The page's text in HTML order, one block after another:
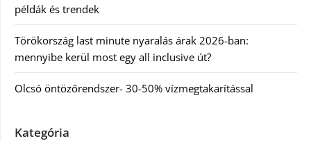
példák és trendek
Törökország last minute nyaralás árak 2026-ban:
mennyibe kerül most egy all inclusive út?
Olcsó öntözőrendszer- 30-50% vízmegtakarítással
Kategória